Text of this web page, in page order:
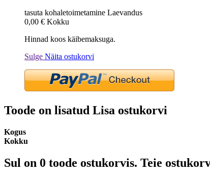
tasuta kohaletoimetamine Laevandus
0,00 € Kokku
Hinnad koos käibemaksuga.
Sulge Näita ostukorvi
Toode on lisatud Lisa ostukorvi
Kogus
Kokku
Sul on 0 toode ostukorvis. Teie